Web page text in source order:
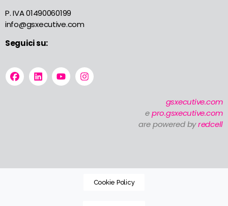
P. IVA 01490060199
info@gsxecutive.com
Seguici su:
gsxecutive.com
epro.gsxecutive.com
are powered byredcell
Cookie Policy